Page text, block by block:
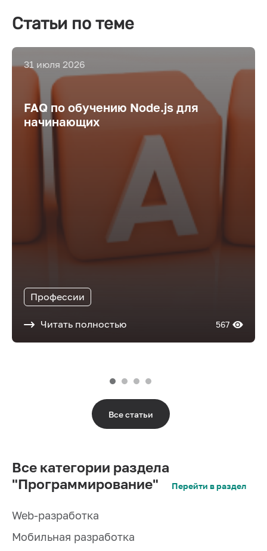
Статьи по теме
31 июля 2026
FAQ по обучению Node.js для
начинающих
Профессии
Читать полностью 567
Все статьи
Все категории раздела
"Программирование"
Перейти в раздел
Web-разработка
Мобильная разработка